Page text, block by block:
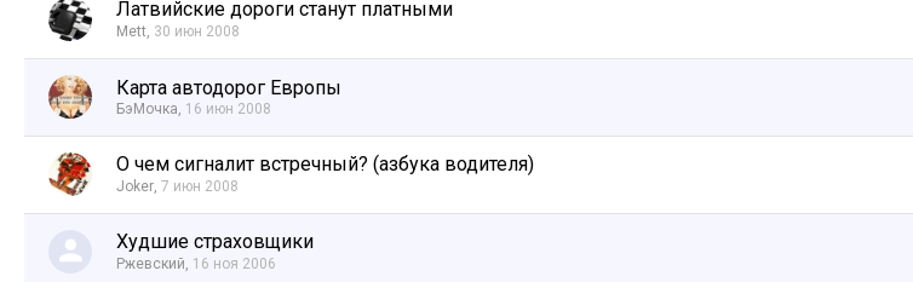
Латвийские дороги станут платными
Mett, 30 июн 2008
Карта автодорог Европы
БэМочка, 16 июн 2008
О чем сигналит встречный? (азбука водителя)
Joker, 7 июн 2008
Худшие страховщики
Ржевский, 16 ноя 2006